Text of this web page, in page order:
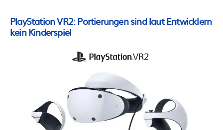
PlayStation VR2: Portierungen sind laut Entwicklern
kein Kinderspiel